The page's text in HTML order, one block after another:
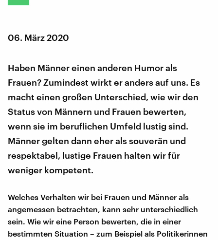
06. März 2020
Haben Männer einen anderen Humor als
Frauen? Zumindest wirkt er anders auf uns. Es
macht einen großen Unterschied, wie wir den
Status von Männern und Frauen bewerten,
wenn sie im beruflichen Umfeld lustig sind.
Männer gelten dann eher als souverän und
respektabel, lustige Frauen halten wir für
weniger kompetent.
Welches Verhalten wir bei Frauen und Männer als
angemessen betrachten, kann sehr unterschiedlich
sein. Wie wir eine Person bewerten, die in einer
bestimmten Situation – zum Beispiel als Politikerinnen